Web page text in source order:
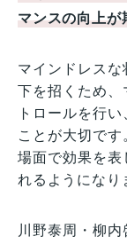
マンスの向上が
マインドレス
下を招くため、
トロールを行
ことが大切で
場面で効果を表
れるようになり
川野泰周・柳